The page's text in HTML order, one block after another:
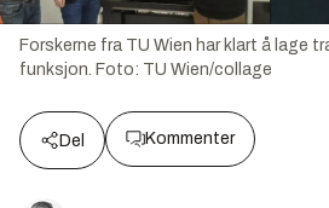
Forskerne fra TU Wien har klart å lage
funksjon. Foto: TU Wien/collage
Del Kommenter